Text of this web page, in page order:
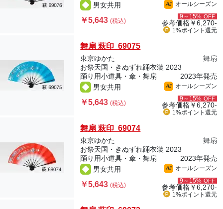
男女共用 All オールシーズン
￥5,643(税込)
9～15% OFF
参考価格￥6,270-
1%ポイント 還元
舞扇 萩印 69075
東京ゆかた
舞扇
お祭天国・きぬずれ踊衣装 2023
踊り用小道具・傘・舞扇
2023年発売
男女共用
All オールシーズン
￥5,643(税込)
9～15% OFF
参考価格￥6,270-
1%ポイント 還元
舞扇 萩印 69074
東京ゆかた
舞扇
お祭天国・きぬずれ踊衣装 2023
踊り用小道具・傘・舞扇
2023年発売
男女共用
All オールシーズン
￥5,643(税込)
9～15% OFF
参考価格￥6,270-
1%ポイント 還元